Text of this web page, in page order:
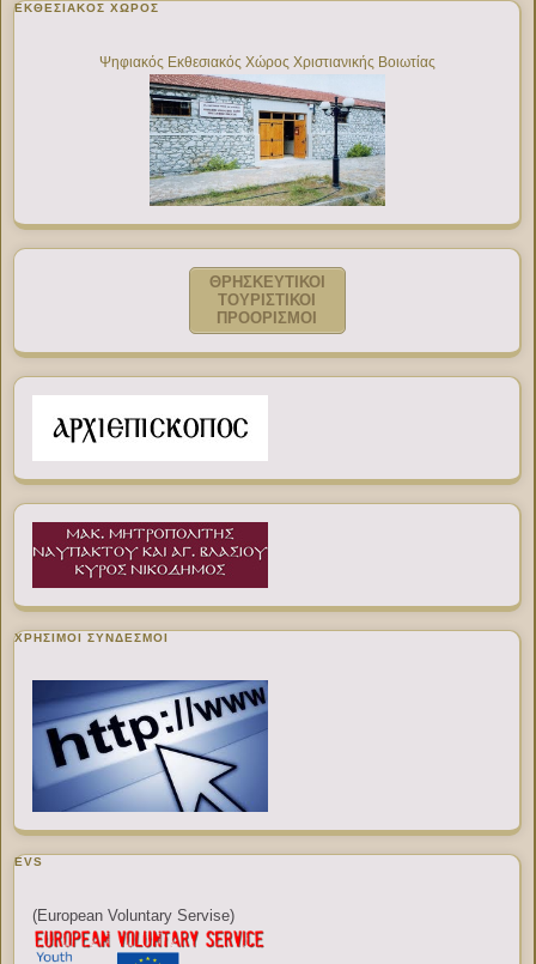
ΕΚΘΕΣΙΑΚΌΣ ΧΏΡΟΣ
Ψηφιακός Εκθεσιακός Χώρος Χριστιανικής Βοιωτίας
ΘΡΗΣΚΕΥΤΙΚΟΙ
ΤΟΥΡΙΣΤΙΚΟΙ
ΠΡΟΟΡΙΣΜΟΙ
ΧΡΉΣΙΜΟΙ ΣΎΝΔΕΣΜΟΙ
EVS
(European Voluntary Servise)